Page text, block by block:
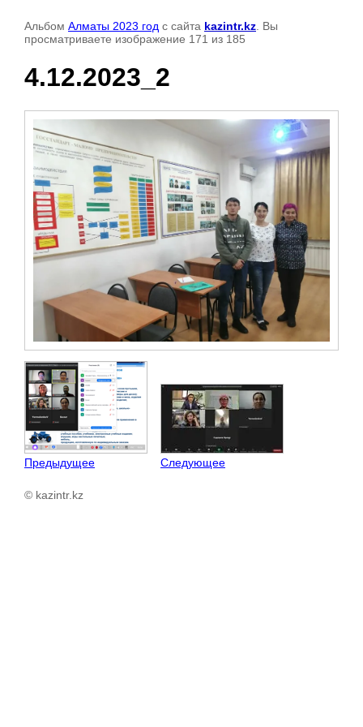
Альбом Алматы 2023 год с сайта kazintr.kz . Вы
просматриваете изображение 171 из 185
4.12.2023_2
Предыдущее Следующее
© kazintr.kz